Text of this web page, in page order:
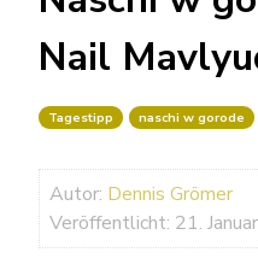
Nail
Tagestipp naschi w gorode
Autor: Dennis Grömer
Veröffentlicht: 21.